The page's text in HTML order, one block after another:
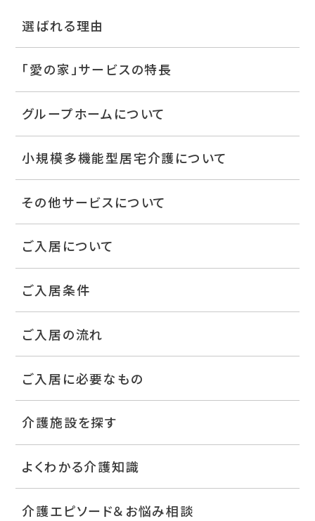
選ばれる理由
「愛の家」サービスの特長
グループホームについて
小規模多機能型居宅介護について
その他サービスについて
ご入居について
ご入居条件
ご入居の流れ
ご入居に必要なもの
介護施設を探す
よくわかる介護知識
介護エピソード＆お悩み相談